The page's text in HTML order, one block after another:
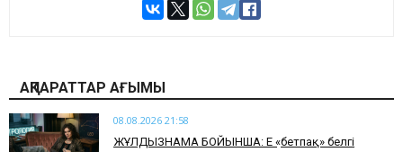
АҚПАРАТТАР АҒЫМЫ
08.08.2026 21:58
ЖҰЛДЫЗНАМА БОЙЫНША: Ең «бетпақ» белгі